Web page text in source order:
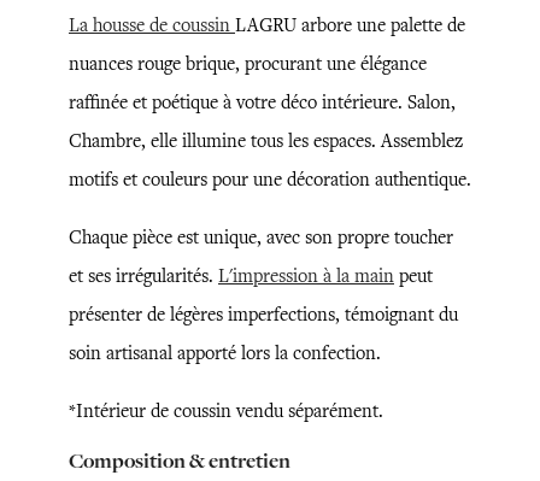
La housse de coussin LAGRU arbore une palette de
nuances rouge brique, procurant une élégance
raffinée et poétique à votre déco intérieure. Salon,
Chambre, elle illumine tous les espaces. Assemblez
motifs et couleurs pour une décoration authentique.
Chaque pièce est unique, avec son propre toucher
et ses irrégularités. L'impression à la main peut
présenter de légères imperfections, témoignant du
soin artisanal apporté lors la confection.
*Intérieur de coussin vendu séparément.
Composition & entretien